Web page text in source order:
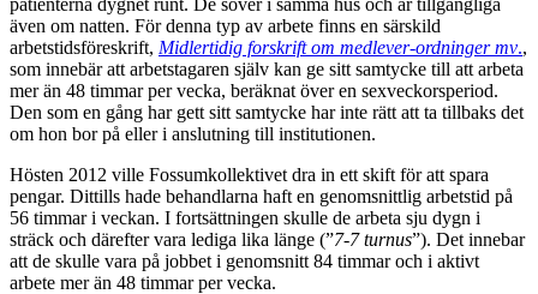
även om natten. För denna typ av arbete finns en särskild
arbetstidsföreskrift, Midlertidig forskrift om medlever-ordninger mv.,
som innebär att arbetstagaren själv kan ge sitt samtycke till att arbeta
mer än 48 timmar per vecka, beräknat över en sexveckorsperiod.
Den som en gång har gett sitt samtycke har inte rätt att ta tillbaks det
om hon bor på eller i anslutning till institutionen.
Hösten 2012 ville Fossumkollektivet dra in ett skift för att spara
pengar. Dittills hade behandlarna haft en genomsnittlig arbetstid på
56 timmar i veckan. I fortsättningen skulle de arbeta sju dygn i
sträck och därefter vara lediga lika länge (”7-7 turnus”). Det innebar
att de skulle vara på jobbet i genomsnitt 84 timmar och i aktivt
arbete mer än 48 timmar per vecka.